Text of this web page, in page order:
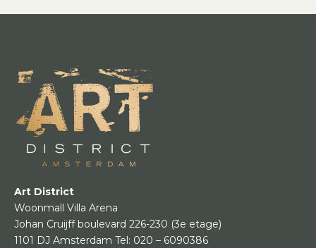
Art District
Woonmall Villa Arena
Johan Cruijff boulevard 226-230 (3e etage)
1101 DJ Amsterdam Tel: 020 – 6090386